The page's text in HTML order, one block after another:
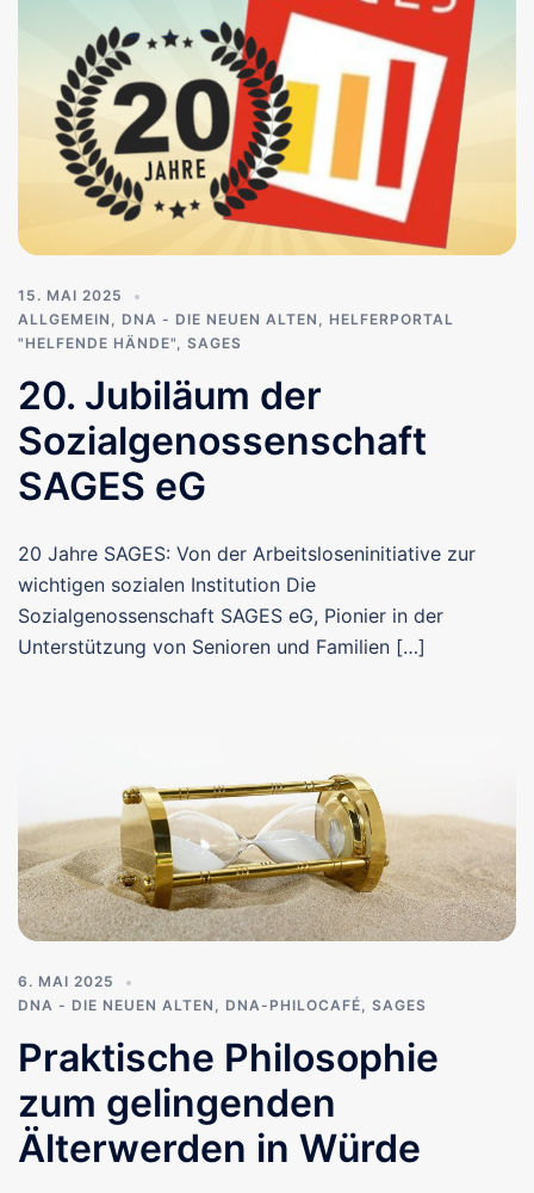
15. MAI 2025
ALLGEMEIN , DNA - DIE NEUEN ALTEN , HELFERPORTAL
"HELFENDE HÄNDE", SAGES
20. Jubiläum der
Sozialgenossenschaft
SAGES eG
20 Jahre SAGES: Von der Arbeitsloseninitiative zur
wichtigen sozialen Institution Die
Sozialgenossenschaft SAGES eG, Pionier in der
Unterstützung von Senioren und Familien […]
6. MAI 2025
DNA - DIE NEUEN ALTEN , DNA-PHILOCAFÉ, SAGES
Praktische Philosophie
zum gelingenden
Älterwerden in Würde